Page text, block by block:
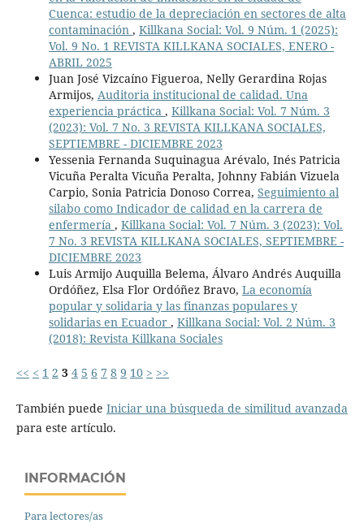
Cuenca: estudio de la depreciación en sectores de alta
contaminación , Killkana Social: Vol. 9 Núm. 1 (2025):
Vol. 9 No. 1 REVISTA KILLKANA SOCIALES, ENERO -
ABRIL 2025
Juan José Vizcaíno Figueroa, Nelly Gerardina Rojas
Armijos, Auditoria institucional de calidad. Una
experiencia práctica , Killkana Social: Vol. 7 Núm. 3
(2023): Vol. 7 No. 3 REVISTA KILLKANA SOCIALES,
SEPTIEMBRE - DICIEMBRE 2023
Yessenia Fernanda Suquinagua Arévalo, Inés Patricia
Vicuña Peralta Vicuña Peralta, Johnny Fabián Vizuela
Carpio, Sonia Patricia Donoso Correa, Seguimiento al
silabo como Indicador de calidad en la carrera de
enfermería , Killkana Social: Vol. 7 Núm. 3 (2023): Vol.
7 No. 3 REVISTA KILLKANA SOCIALES, SEPTIEMBRE -
DICIEMBRE 2023
Luis Armijo Auquilla Belema, Álvaro Andrés Auquilla
Ordóñez, Elsa Flor Ordóñez Bravo, La economía
popular y solidaria y las finanzas populares y
solidarias en Ecuador , Killkana Social: Vol. 2 Núm. 3
(2018): Revista Killkana Sociales
<< < 1 2 3 4 5 6 7 8 9 10 > >>
También puede Iniciar una búsqueda de similitud avanzada
para este artículo.
INFORMACIÓN
Para lectores/as